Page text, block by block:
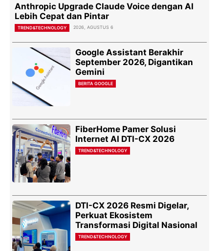
Anthropic Upgrade Claude Voice dengan AI
Lebih Cepat dan Pintar
TREND&TECHNOLOGY 2026, AGUSTUS 6
Google Assistant Berakhir
September 2026, Digantikan
Gemini
BERITA GOOGLE
FiberHome Pamer Solusi
Internet AI DTI-CX 2026
TREND&TECHNOLOGY
DTI-CX 2026 Resmi Digelar,
Perkuat Ekosistem
Transformasi Digital Nasional
TREND&TECHNOLOGY